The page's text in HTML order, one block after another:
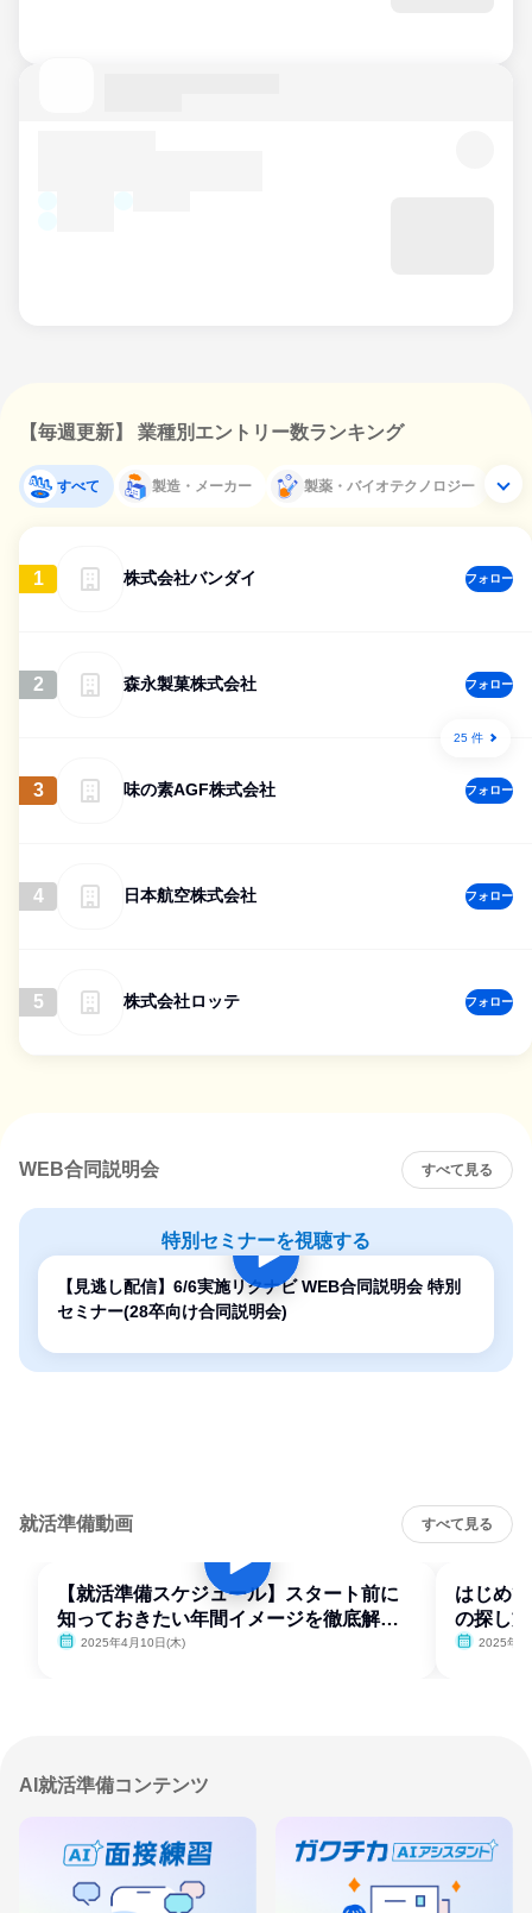
【毎週更新】 業種別エントリー数ランキング
すべて 製造・メーカー 製薬・バイオテクノロジー
1 株式会社バンダイ フォロー
2 森永製菓株式会社 フォロー
3 味の素AGF株式会社 フォロー
4 日本航空株式会社 フォロー
5 株式会社ロッテ フォロー
25 件
WEB合同説明会 すべて見る
特別セミナーを視聴する
【見逃し配信】6/6実施リクナビ WEB合同説明会 特別
セミナー(28卒向け合同説明会)
就活準備動画 すべて見る
【就活準備スケジュール】スタート前に
知っておきたい年間イメージを徹底解
説！2025年4月10日(木)
はじめ
の探し
2025年4
AI就活準備コンテンツ